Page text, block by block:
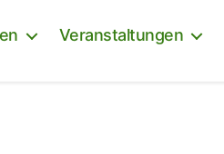
Veranstaltungen